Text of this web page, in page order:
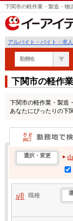
下関市の軽作業・製造・物
アルバイト・バイト・求
勤務地
下関市の軽作
下関市の軽作業・製造
あなたにぴったりの下
勤務地で検索
選択・変更
職種